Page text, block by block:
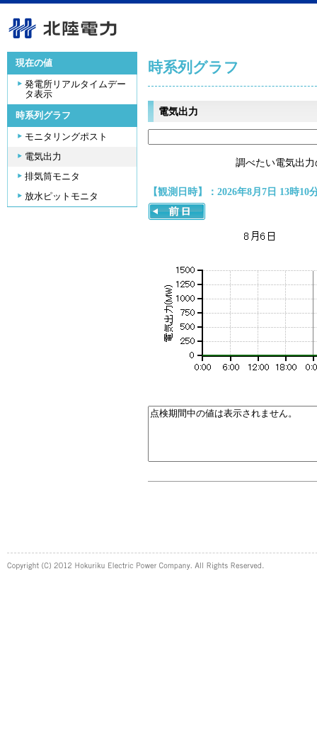
現在の値
発電所リアルタイムデー
タ表示
時系列グラフ
モニタリングポスト
電気出力
排気筒モニタ
放水ピットモニタ
時系列グラフ
電気出力
調べたい電気出
【観測日時】：2026年8月7日 13時10